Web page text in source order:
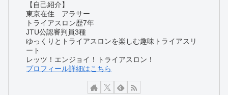
【自己紹介】
東京在住 アラサー
トライアスロン歴7年
JTU公認審判員3種
ゆっくりとトライアスロンを楽しむ趣味トライアスリ
ート
レッツ！エンジョイ！トライアスロン！
プロフィール詳細はこちら